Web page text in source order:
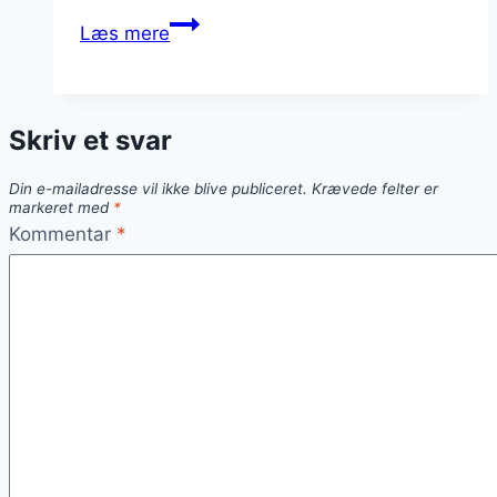
Læs mereCitrus-
skaldyr
Skriv et svar
Din e-mailadresse vil ikke blive publiceret. Krævede felter er
markeret med *
Kommentar *